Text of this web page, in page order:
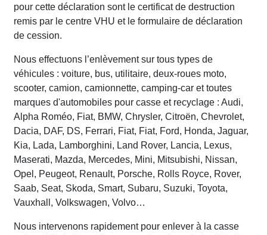
pour cette déclaration sont le certificat de destruction
remis par le centre VHU et le formulaire de déclaration
de cession.
Nous effectuons l’enlèvement sur tous types de
véhicules : voiture, bus, utilitaire, deux-roues moto,
scooter, camion, camionnette, camping-car et toutes
marques d'automobiles pour casse et recyclage : Audi,
Alpha Roméo, Fiat, BMW, Chrysler, Citroën, Chevrolet,
Dacia, DAF, DS, Ferrari, Fiat, Fiat, Ford, Honda, Jaguar,
Kia, Lada, Lamborghini, Land Rover, Lancia, Lexus,
Maserati, Mazda, Mercedes, Mini, Mitsubishi, Nissan,
Opel, Peugeot, Renault, Porsche, Rolls Royce, Rover,
Saab, Seat, Skoda, Smart, Subaru, Suzuki, Toyota,
Vauxhall, Volkswagen, Volvo…
Nous intervenons rapidement pour enlever à la casse